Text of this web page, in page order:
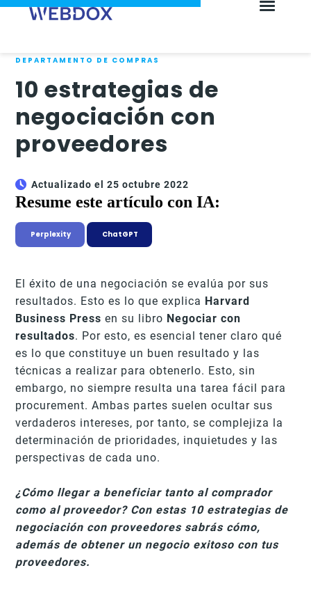
DEPARTAMENTO DE COMPRAS
10 estrategias de
negociación con
proveedores
Actualizado el 25 octubre 2022
Resume este artículo con IA:
Perplexity ChatGPT
El éxito de una negociación se evalúa por sus
resultados. Esto es lo que explica Harvard
Business Press en su libro Negociar con
resultados. Por esto, es esencial tener claro qué
es lo que constituye un buen resultado y las
técnicas a realizar para obtenerlo. Esto, sin
embargo, no siempre resulta una tarea fácil para
procurement. Ambas partes suelen ocultar sus
verdaderos intereses, por tanto, se complejiza la
determinación de prioridades, inquietudes y las
perspectivas de cada uno.
¿Cómo llegar a beneficiar tanto al comprador
como al proveedor? Con estas 10 estrategias de
negociación con proveedores sabrás cómo,
además de obtener un negocio exitoso con tus
proveedores.